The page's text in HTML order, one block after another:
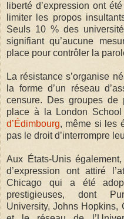
liberté d’expression ont
limiter les propos
Seuls 10 % des
signifiant qu’aucune
place pour contrôler la
La résistance s’organise
la forme d’un réseau
censure. Des groupes
place à la London
d’Édimbourg, même si les
pas le droit d’interrompre
Aux États-Unis
d’expression ont attiré
Chicago qui a été
prestigieuses, dont
University, Johns Hopkins,